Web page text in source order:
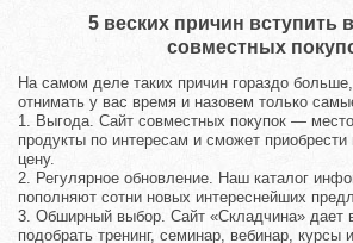
5 веских причин вступить
совместных
На самом деле таких причин гораздо
отнимать у вас время и назовем только
1. Выгода. Сайт совместных покупок —
продукты по интересам и сможет
цену.
2. Регулярное обновление. Наш каталог
пополняют сотни новых интереснейших
3. Обширный выбор. Сайт «Складчина» дает
подобрать тренинг, семинар, вебинар, курсы